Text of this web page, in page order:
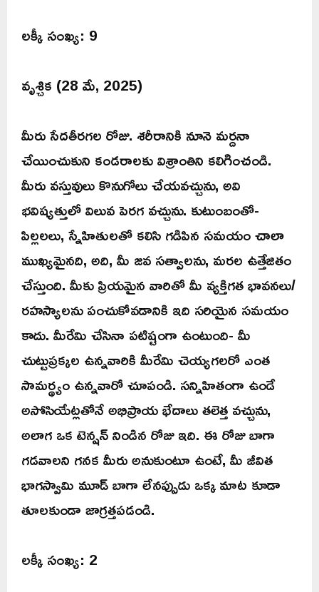
లక్కీ సంఖ్య: 9
వృశ్చిక (28 మే, 2025)
మీరు సేదతీరగల రోజు. శరీరానికి నూనె మర్దనా
చేయించుకుని కండరాలకు విశ్రాంతిని కలిగించండి.
మీరు వస్తువులు కొనుగోలు చేయవచ్చును, అవి
భవిష్యత్తులో విలువ పెరగ వచ్చును. కుటుంబంతో-
పిల్లలలు, స్నేహితులతో కలిసి గడిపిన సమయం చాలా
ముఖ్యమైనది, అది, మీ జవ సత్వాలను, మరల ఉత్తేజితం
చేస్తుంది. మీకు ప్రియమైన వారితో మీ వ్యక్తిగత భావనలు/
రహస్యాలను పంచుకోవడానికి ఇది సరియైన సమయం
కాదు. మీరేమి చేసినా పటిష్టంగా ఉంటుంది- మీ
చుట్టుప్రక్కల ఉన్నవారికి మీరేమి చెయ్యగలరో ఎంత
సామర్థ్యం ఉన్నవారో చూపండి. సన్నిహితంగా ఉండే
అసోసియేట్లతోనే అభిప్రాయ భేదాలు తలెత్త వచ్చును,
అలాగ ఒక టెన్షన్ నిండిన రోజు ఇది. ఈ రోజు బాగా
గడవాలని గనక మీరు అనుకుంటూ ఉంటే, మీ జీవిత
భాగస్వామి మూడ్ బాగా లేనప్పుడు ఒక్క మాట కూడా
తూలకుండా జాగ్రత్తపడండి.
లక్కీ సంఖ్య: 2